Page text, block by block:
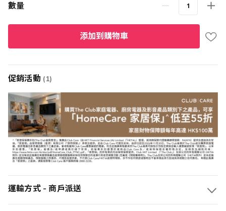
數量
添加到購物車
促銷活動 (1)
運輸方式 - 商戶派送